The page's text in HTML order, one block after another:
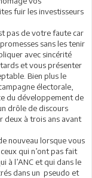
fuir les investisseurs
pas de votre faute car
sans les tenir
avec sincérité
et vous présenter
Bien plus le
électorale,
du développement de
drôle de discours
deux à trois ans avant
nouveau lorsque vous
qui n’ont pas fait
à l’ANC et qui dans le
dans un pseudo et